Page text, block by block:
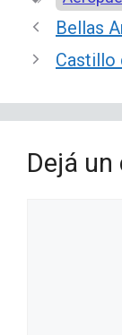
Bellas
Castillo
Dejá